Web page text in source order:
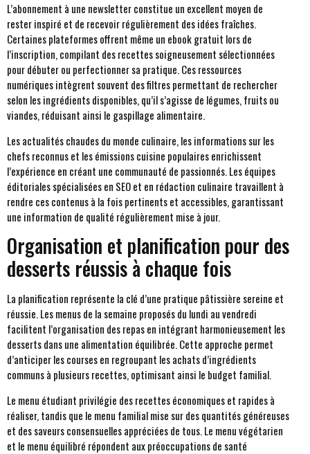
L’abonnement à une newsletter constitue un excellent moyen de
rester inspiré et de recevoir régulièrement des idées fraîches.
Certaines plateformes offrent même un ebook gratuit lors de
l’inscription, compilant des recettes soigneusement sélectionnées
pour débuter ou perfectionner sa pratique. Ces ressources
numériques intègrent souvent des filtres permettant de rechercher
selon les ingrédients disponibles, qu’il s’agisse de légumes, fruits ou
viandes, réduisant ainsi le gaspillage alimentaire.
Les actualités chaudes du monde culinaire, les informations sur les
chefs reconnus et les émissions cuisine populaires enrichissent
l’expérience en créant une communauté de passionnés. Les équipes
éditoriales spécialisées en SEO et en rédaction culinaire travaillent à
rendre ces contenus à la fois pertinents et accessibles, garantissant
une information de qualité régulièrement mise à jour.
Organisation et planification pour des
desserts réussis à chaque fois
La planification représente la clé d’une pratique pâtissière sereine et
réussie. Les menus de la semaine proposés du lundi au vendredi
facilitent l’organisation des repas en intégrant harmonieusement les
desserts dans une alimentation équilibrée. Cette approche permet
d’anticiper les courses en regroupant les achats d’ingrédients
communs à plusieurs recettes, optimisant ainsi le budget familial.
Le menu étudiant privilégie des recettes économiques et rapides à
réaliser, tandis que le menu familial mise sur des quantités généreuses
et des saveurs consensuelles appréciées de tous. Le menu végétarien
et le menu équilibré répondent aux préoccupations de santé